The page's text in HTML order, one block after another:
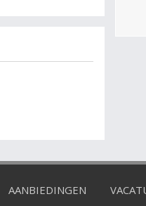
AANBIEDINGEN